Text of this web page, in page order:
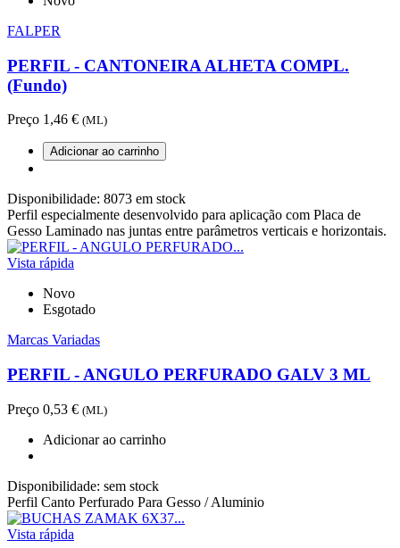
FALPER
PERFIL - CANTONEIRA ALHETA COMPL.
(Fundo)
Preço 1,46 € (ML)
Adicionar ao carrinho
Disponibilidade: 8073 em stock
Perfil especialmente desenvolvido para aplicação com Placa de
Gesso Laminado nas juntas entre parâmetros verticais e horizontais.
Vista rápida
Novo
Esgotado
Marcas Variadas
PERFIL - ANGULO PERFURADO GALV 3 ML
Preço 0,53 € (ML)
Adicionar ao carrinho
Disponibilidade: sem stock
Perfil Canto Perfurado Para Gesso / Aluminio
Vista rápida